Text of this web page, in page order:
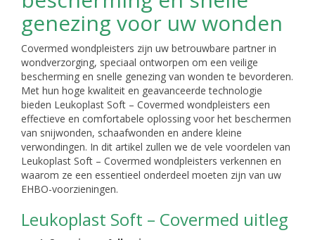
genezing voor uw wonden
Covermed wondpleisters zijn uw betrouwbare partner in
wondverzorging, speciaal ontworpen om een veilige
bescherming en snelle genezing van wonden te bevorderen.
Met hun hoge kwaliteit en geavanceerde technologie
bieden Leukoplast Soft – Covermed wondpleisters een
effectieve en comfortabele oplossing voor het beschermen
van snijwonden, schaafwonden en andere kleine
verwondingen. In dit artikel zullen we de vele voordelen van
Leukoplast Soft – Covermed wondpleisters verkennen en
waarom ze een essentieel onderdeel moeten zijn van uw
EHBO-voorzieningen.
Leukoplast Soft – Covermed uitleg